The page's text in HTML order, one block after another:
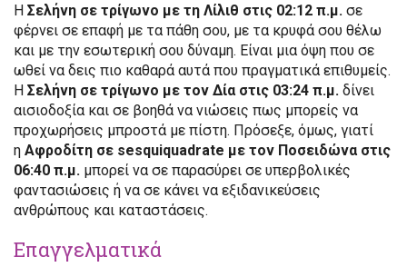
Η Σελήνη σε τρίγωνο με τη Λίλιθ στις 02:12 π.μ. σε
φέρνει σε επαφή με τα πάθη σου, με τα κρυφά σου θέλω
και με την εσωτερική σου δύναμη. Είναι μια όψη που σε
ωθεί να δεις πιο καθαρά αυτά που πραγματικά επιθυμείς.
Η Σελήνη σε τρίγωνο με τον Δία στις 03:24 π.μ. δίνει
αισιοδοξία και σε βοηθά να νιώσεις πως μπορείς να
προχωρήσεις μπροστά με πίστη. Πρόσεξε, όμως, γιατί
η Αφροδίτη σε sesquiquadrate με τον Ποσειδώνα στις
06:40 π.μ. μπορεί να σε παρασύρει σε υπερβολικές
φαντασιώσεις ή να σε κάνει να εξιδανικεύσεις
ανθρώπους και καταστάσεις.
Επαγγελματικά